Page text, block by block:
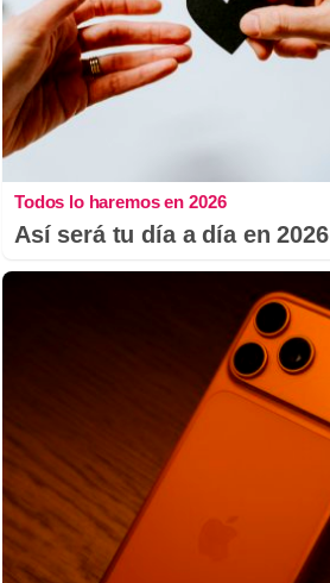
Todos lo haremos en 2026
Así será tu día a día en 2026